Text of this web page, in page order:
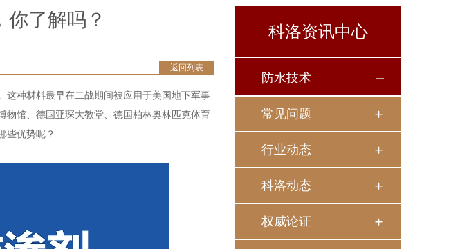
了解吗？
返回列表
这种材料最早在二战期间被应用于美国地下军事
物馆、德国亚琛大教堂、德国柏林奥林匹克体育
些优势呢？
科洛资讯中心
防水技术
常见问题
行业动态
科洛动态
权威论证